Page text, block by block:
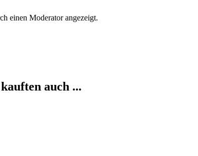
einen Moderator angezeigt.
auch ...